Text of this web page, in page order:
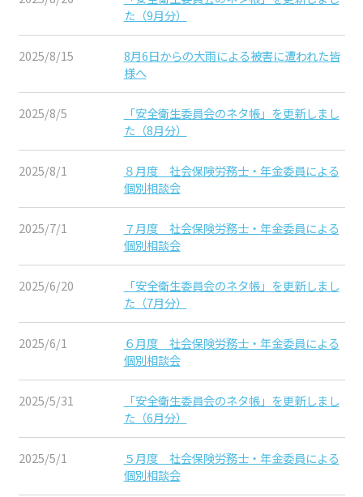
た（9月分）
2025/8/15
8月6日からの大雨による被害に遭われた皆
様へ
2025/8/5
「安全衛生委員会のネタ帳」を更新しまし
た（8月分）
2025/8/1
８月度 社会保険労務士・年金委員による
個別相談会
2025/7/1
７月度 社会保険労務士・年金委員による
個別相談会
2025/6/20
「安全衛生委員会のネタ帳」を更新しまし
た（7月分）
2025/6/1
６月度 社会保険労務士・年金委員による
個別相談会
2025/5/31
「安全衛生委員会のネタ帳」を更新しまし
た（6月分）
2025/5/1
５月度 社会保険労務士・年金委員による
個別相談会